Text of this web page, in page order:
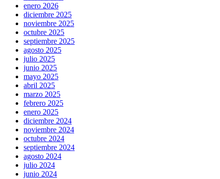
enero 2026
diciembre 2025
noviembre 2025
octubre 2025
septiembre 2025
agosto 2025
julio 2025
junio 2025
mayo 2025
abril 2025
marzo 2025
febrero 2025
enero 2025
diciembre 2024
noviembre 2024
octubre 2024
septiembre 2024
agosto 2024
julio 2024
junio 2024